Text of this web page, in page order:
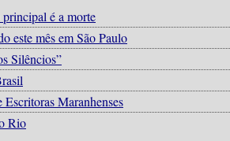
é a morte
este mês em São Paulo
Silêncios”
Maranhenses
Rio